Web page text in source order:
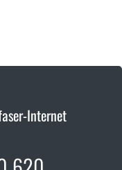
Internet